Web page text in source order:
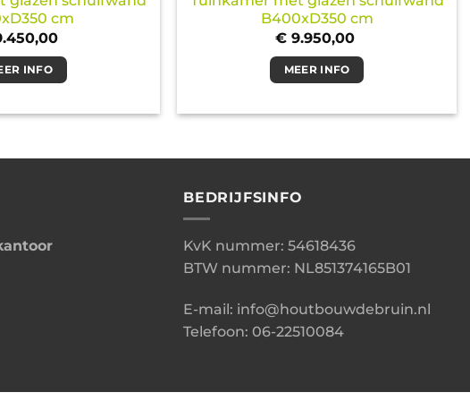
cm
INFO
B400xD350 cm
€ 9.950,00
MEER INFO
BEDRIJFSINFO
KvK nummer: 54618436
BTW nummer: NL851374165B01
E-mail: info@houtbouwdebruin.nl
Telefoon: 06-22510084